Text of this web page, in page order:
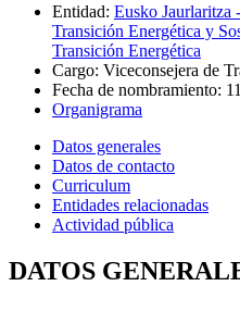
Entidad: Eusko Jaurlaritza
Transición Energética y
Transición Energética
Cargo: Viceconsejera de
Fecha de nombramiento:
Organigrama
Datos generales
Datos de contacto
Curriculum
Entidades relacionadas
Actividad pública
DATOS